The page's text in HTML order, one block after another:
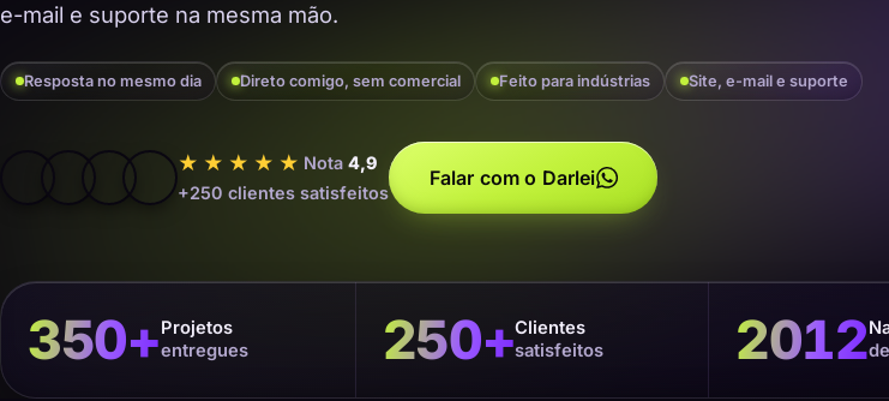
e-mail e suporte na mesma mão.
Resposta no mesmo dia Direto comigo, sem comercial Feito para indústrias Site, e-mail e suporte
★★★★★ Nota 4,9
+250 clientes satisfeitos
Falar com o Darlei
350+Projetos
entregues
250+Clientes
satisfeitos
2012